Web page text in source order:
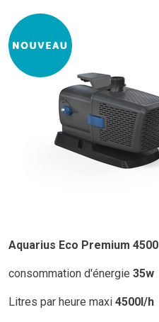
Aquarius Eco Premium 4500
consommation d'énergie 35w
Litres par heure maxi 4500l/h